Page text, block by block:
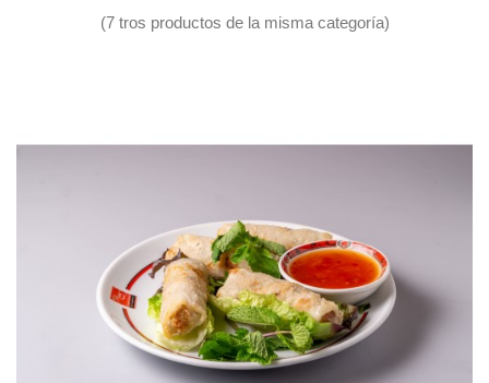
(7 tros productos de la misma categoría)